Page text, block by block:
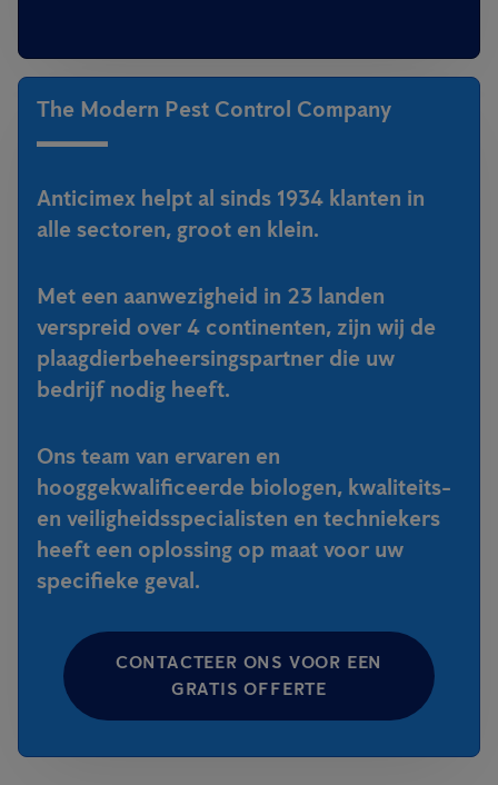
The Modern Pest Control Company
Anticimex helpt al sinds 1934 klanten in
alle sectoren, groot en klein.
Met een aanwezigheid in 23 landen
verspreid over 4 continenten, zijn wij de
plaagdierbeheersingspartner die uw
bedrijf nodig heeft.
Ons team van ervaren en
hooggekwalificeerde biologen, kwaliteits-
en veiligheidsspecialisten en techniekers
heeft een oplossing op maat voor uw
specifieke geval.
CONTACTEER ONS VOOR EEN
GRATIS OFFERTE